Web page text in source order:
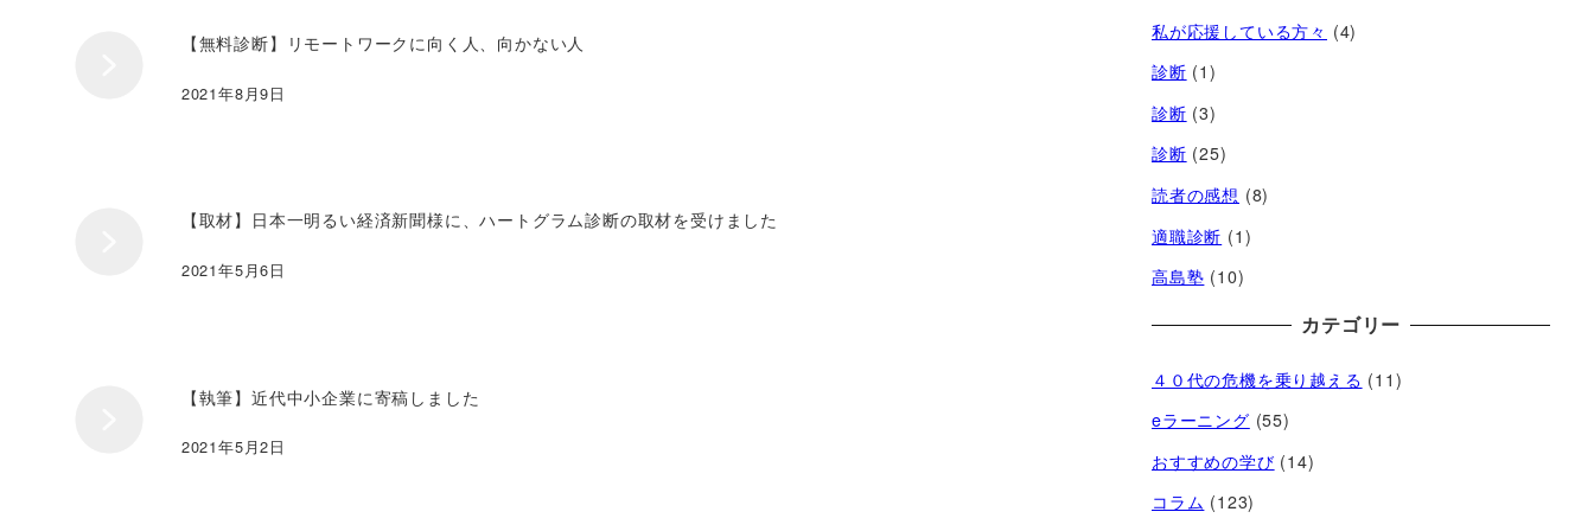
【無料診断】リモートワークに向く人、向かない人
2021年8月9日
【取材】日本一明るい経済新聞様に、ハートグラム診断の取材を受けました
2021年5月6日
【執筆】近代中小企業に寄稿しました
2021年5月2日
私が応援している方々 (4)
診断 (1)
診断 (3)
診断 (25)
読者の感想 (8)
適職診断 (1)
高島塾 (10)
カテゴリー
４０代の危機を乗り越える (11)
eラーニング (55)
おすすめの学び (14)
コラム (123)